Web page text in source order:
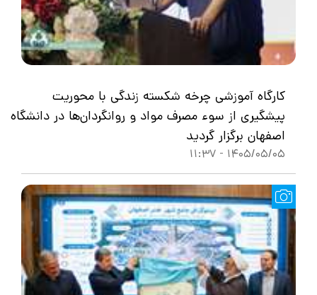
کارگاه آموزشی چرخه شکسته زندگی با محوریت
پیشگیری از سوء مصرف مواد و روانگردان‌ها در دانشگاه
اصفهان برگزار گردید
1405/05/05 - 11:37